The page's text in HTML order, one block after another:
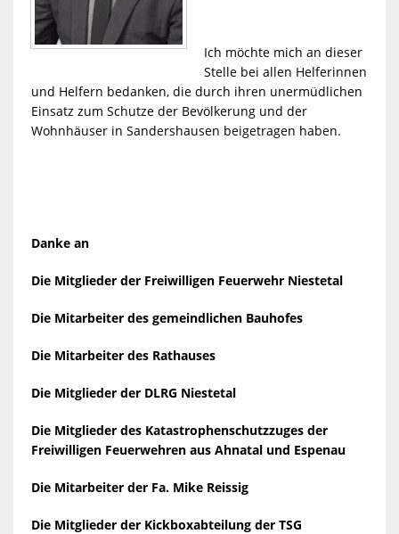
Ich möchte mich an dieser
Stelle bei allen Helferinnen
und Helfern bedanken, die durch ihren unermüdlichen
Einsatz zum Schutze der Bevölkerung und der
Wohnhäuser in Sandershausen beigetragen haben.
Danke an
Die Mitglieder der Freiwilligen Feuerwehr Niestetal
Die Mitarbeiter des gemeindlichen Bauhofes
Die Mitarbeiter des Rathauses
Die Mitglieder der DLRG Niestetal
Die Mitglieder des Katastrophenschutzzuges der
Freiwilligen Feuerwehren aus Ahnatal und Espenau
Die Mitarbeiter der Fa. Mike Reissig
Die Mitglieder der Kickboxabteilung der TSG